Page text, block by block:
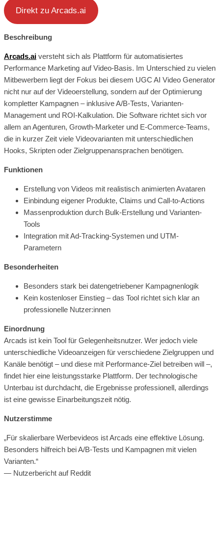
Direkt zu Arcads.ai
Beschreibung
Arcads.ai versteht sich als Plattform für automatisiertes
Performance Marketing auf Video-Basis. Im Unterschied zu vielen
Mitbewerbern liegt der Fokus bei diesem UGC AI Video Generator
nicht nur auf der Videoerstellung, sondern auf der Optimierung
kompletter Kampagnen – inklusive A/B-Tests, Varianten-
Management und ROI-Kalkulation. Die Software richtet sich vor
allem an Agenturen, Growth-Marketer und E-Commerce-Teams,
die in kurzer Zeit viele Videovarianten mit unterschiedlichen
Hooks, Skripten oder Zielgruppenansprachen benötigen.
Funktionen
Erstellung von Videos mit realistisch animierten Avataren
Einbindung eigener Produkte, Claims und Call-to-Actions
Massenproduktion durch Bulk-Erstellung und Varianten-
Tools
Integration mit Ad-Tracking-Systemen und UTM-
Parametern
Besonderheiten
Besonders stark bei datengetriebener Kampagnenlogik
Kein kostenloser Einstieg – das Tool richtet sich klar an
professionelle Nutzer:innen
Einordnung
Arcads ist kein Tool für Gelegenheitsnutzer. Wer jedoch viele
unterschiedliche Videoanzeigen für verschiedene Zielgruppen und
Kanäle benötigt – und diese mit Performance-Ziel betreiben will –,
findet hier eine leistungsstarke Plattform. Der technologische
Unterbau ist durchdacht, die Ergebnisse professionell, allerdings
ist eine gewisse Einarbeitungszeit nötig.
Nutzerstimme
„Für skalierbare Werbevideos ist Arcads eine effektive Lösung.
Besonders hilfreich bei A/B-Tests und Kampagnen mit vielen
Varianten.“
— Nutzerbericht auf Reddit